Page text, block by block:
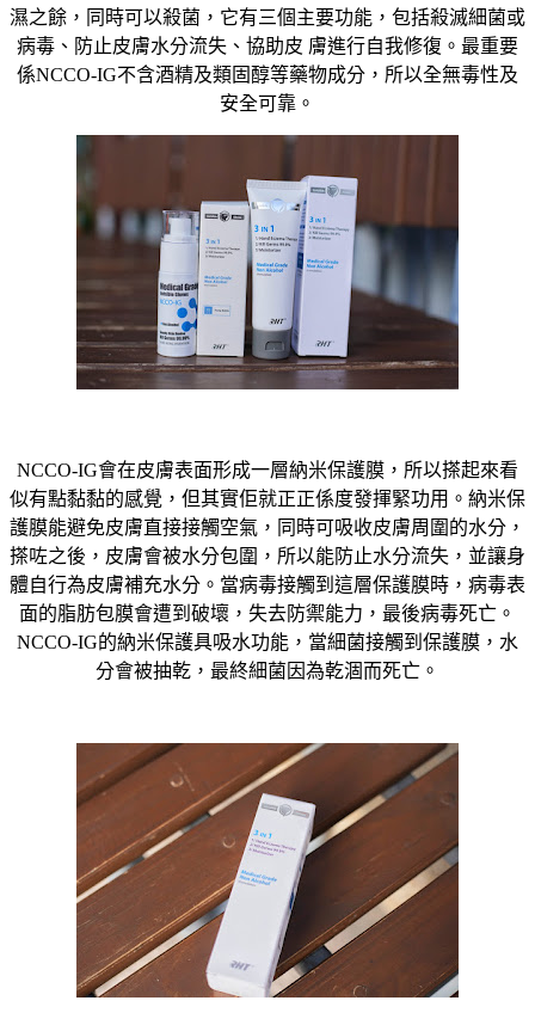
濕之餘，同時可以殺菌，它有三個主要功能，包括殺滅細菌或
病毒、防止皮膚水分流失、協助皮 膚進行自我修復。最重要
係NCCO-IG不含酒精及類固醇等藥物成分，所以全無毒性及
安全可靠。
NCCO-IG會在皮膚表面形成一層納米保護膜，所以搽起來看
似有點黏黏的感覺，但其實佢就正正係度發揮緊功用。納米保
護膜能避免皮膚直接接觸空氣，同時可吸收皮膚周圍的水分，
搽咗之後，皮膚會被水分包圍，所以能防止水分流失，並讓身
體自行為皮膚補充水分。當病毒接觸到這層保護膜時，病毒表
面的脂肪包膜會遭到破壞，失去防禦能力，最後病毒死亡。
NCCO-IG的納米保護具吸水功能，當細菌接觸到保護膜，水
分會被抽乾，最終細菌因為乾涸而死亡。